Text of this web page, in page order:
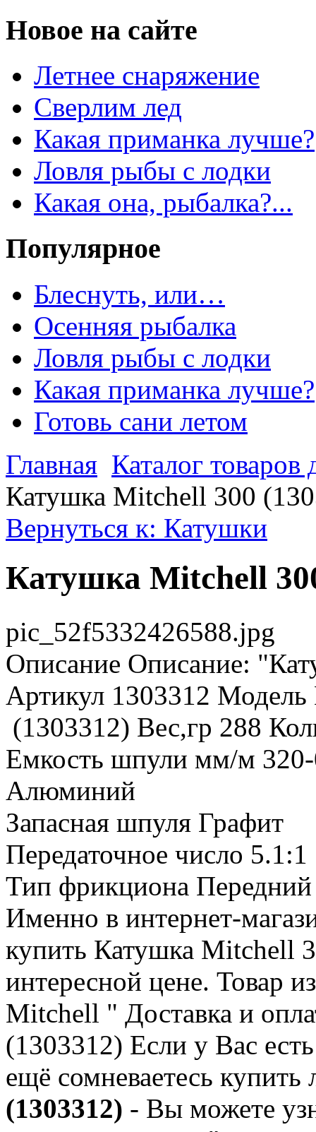
Новое на сайте
Летнее снаряжение
Сверлим лед
Какая приманка лучше?
Ловля рыбы с лодки
Какая она, рыбалка?...
Популярное
Блеснуть, или…
Осенняя рыбалка
Ловля рыбы с лодки
Какая приманка лучше?
Готовь сани летом
Главная Каталог
Катушка Mitchell 300
Вернуться к: Катушки
Катушка Mitchell
pic_52f5332426588.jpg
Описание Описание:
Артикул 1303312
(1303312) Вес,гр 288
Емкость шпули мм/м
Алюминий
Запасная шпуля Графит
Передаточное число 5.1:1
Тип фрикциона Передний
Именно в интернет-
купить Катушка Mitchell
интересной цене. Товар
Mitchell " Доставка и
(1303312) Если у Вас
ещё сомневаетесь купить
(1303312) - Вы можете